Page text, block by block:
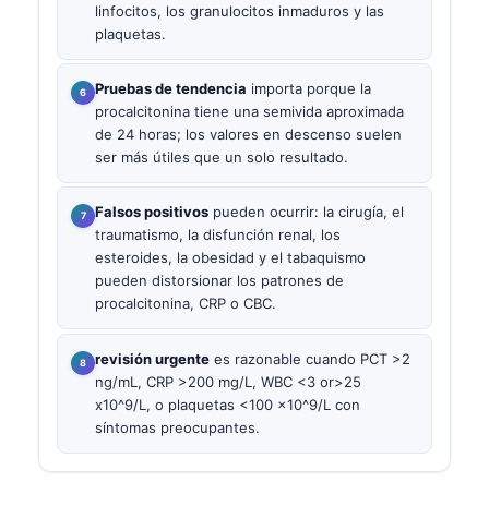
linfocitos, los granulocitos inmaduros y las
plaquetas.
Pruebas de tendencia importa porque la
procalcitonina tiene una semivida aproximada
de 24 horas; los valores en descenso suelen
ser más útiles que un solo resultado.
Falsos positivos pueden ocurrir: la cirugía, el
traumatismo, la disfunción renal, los
esteroides, la obesidad y el tabaquismo
pueden distorsionar los patrones de
procalcitonina, CRP o CBC.
revisión urgente es razonable cuando PCT >2
ng/mL, CRP >200 mg/L, WBC <3 or>25
x10^9/L, o plaquetas <100 x10^9/L con
síntomas preocupantes.